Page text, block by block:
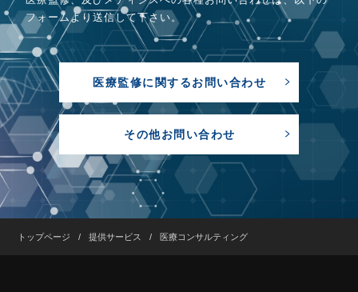
フォームより送信して下さい。
医療監修に関するお問い合わせ
その他お問い合わせ
トップページ 提供サービス 医療コンサルティング